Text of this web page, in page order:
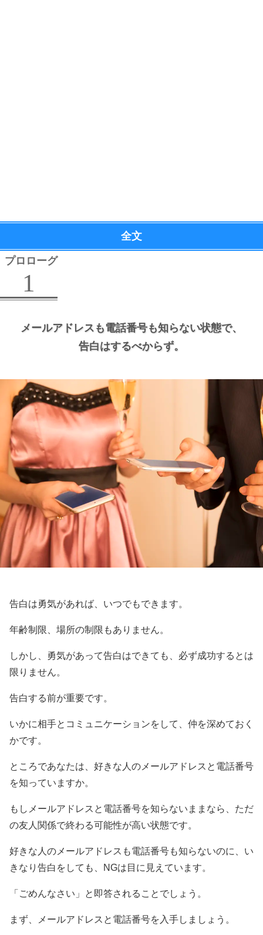
全文
プロローグ
1
メールアドレスも電話番号も知らない状態で、
告白はするべからず。
告白は勇気があれば、いつでもできます。
年齢制限、場所の制限もありません。
しかし、勇気があって告白はできても、必ず成功するとは
限りません。
告白する前が重要です。
いかに相手とコミュニケーションをして、仲を深めておく
かです。
ところであなたは、好きな人のメールアドレスと電話番号
を知っていますか。
もしメールアドレスと電話番号を知らないままなら、ただ
の友人関係で終わる可能性が高い状態です。
好きな人のメールアドレスも電話番号も知らないのに、い
きなり告白をしても、NGは目に見えています。
「ごめんなさい」と即答されることでしょう。
まず、メールアドレスと電話番号を入手しましょう。